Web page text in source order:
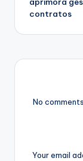
contratos
No
Your email